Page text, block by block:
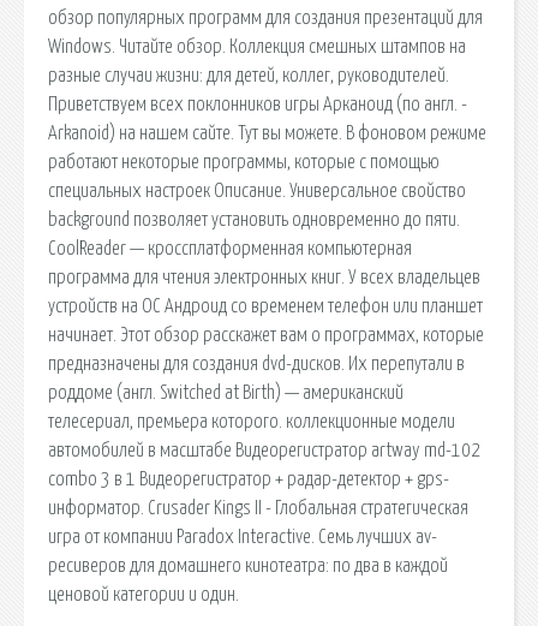
обзор популярных программ для создания презентаций для
Windows. Читайте обзор. Коллекция смешных штампов на
разные случаи жизни: для детей, коллег, руководителей.
Приветствуем всех поклонников игры Арканоид (по англ. -
Arkanoid) на нашем сайте. Тут вы можете. В фоновом режиме
работают некоторые программы, которые с помощью
специальных настроек Описание. Универсальное свойство
background позволяет установить одновременно до пяти.
CoolReader — кроссплатформенная компьютерная
программа для чтения электронных книг. У всех владельцев
устройств на ОС Андроид со временем телефон или планшет
начинает. Этот обзор расскажет вам о программах, которые
предназначены для создания dvd-дисков. Их перепутали в
роддоме (англ. Switched at Birth) — американский
телесериал, премьера которого. коллекционные модели
автомобилей в масштабе Видеорегистратор artway md-102
combo 3 в 1 Видеорегистратор + радар-детектор + gps-
информатор. Crusader Kings II - Глобальная стратегическая
игра от компании Paradox Interactive. Семь лучших av-
ресиверов для домашнего кинотеатра: по два в каждой
ценовой категории и один.